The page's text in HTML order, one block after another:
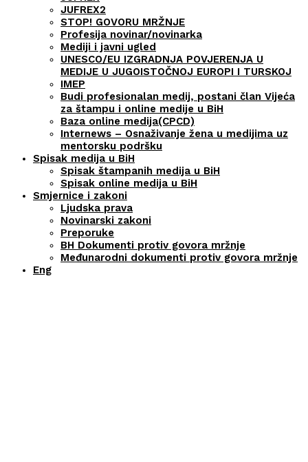
JUFREX2
STOP! GOVORU MRŽNJE
Profesija novinar/novinarka
Mediji i javni ugled
UNESCO/EU IZGRADNJA POVJERENJA U
MEDIJE U JUGOISTOČNOJ EUROPI I TURSKOJ
IMEP
Budi profesionalan medij, postani član Vijeća
za štampu i online medije u BiH
Baza online medija(CPCD)
Internews – Osnaživanje žena u medijima uz
mentorsku podršku
Spisak medija u BiH
Spisak štampanih medija u BiH
Spisak online medija u BiH
Smjernice i zakoni
Ljudska prava
Novinarski zakoni
Preporuke
BH Dokumenti protiv govora mržnje
Međunarodni dokumenti protiv govora mržnje
Eng